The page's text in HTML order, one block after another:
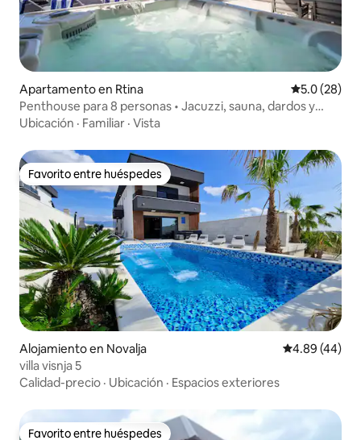
Apartamento en Rtina Calificación
5.0 (28)
Penthouse para 8 personas • Jacuzzi, sauna, dardos y
billar
Ubicación · Familiar · Vista
Favorito entre huéspedes
Favorito entre huéspedes
Alojamiento en Novalja Calificación
4.89 (44)
villa visnja 5
Calidad-precio · Ubicación · Espacios exteriores
Favorito entre huéspedes